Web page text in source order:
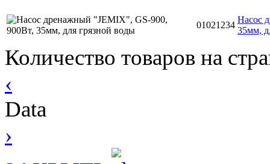
01021234
Насос
35мм,
Количество товаров на
‹
Data
›